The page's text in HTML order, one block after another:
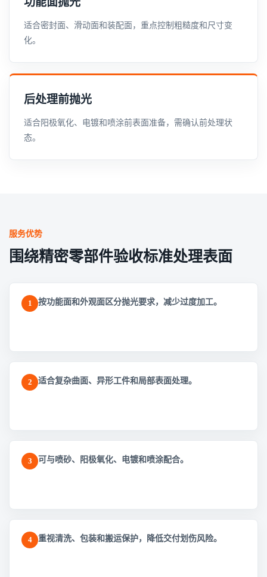
适合密封面、滑动面和装配面，重点控制粗糙度和尺寸变
化。
后处理前抛光
适合阳极氧化、电镀和喷涂前表面准备，需确认前处理状
态。
服务优势
围绕精密零部件验收标准处理表面
1 按功能面和外观面区分抛光要求，减少过度加工。
2 适合复杂曲面、异形工件和局部表面处理。
3 可与喷砂、阳极氧化、电镀和喷涂配合。
4 重视清洗、包装和搬运保护，降低交付划伤风险。